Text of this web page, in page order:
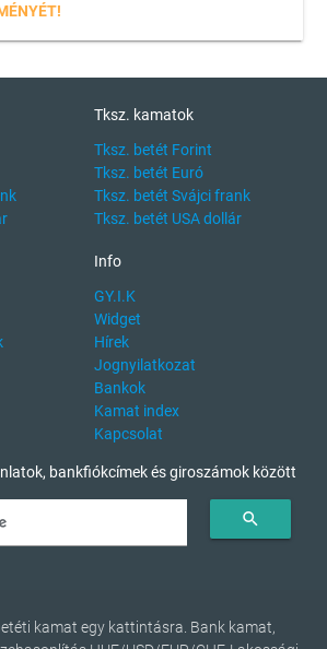
Tksz. kamatok
Tksz. betét Forint
Tksz. betét Euró
Tksz. betét Svájci frank
Tksz. betét USA dollár
Info
GY.I.K
Widget
Hírek
Jognyilatkozat
Bankok
Kamat index
Kapcsolat
bankfiókcímek és giroszámok között
search
kamat egy kattintásra. Bank kamat,